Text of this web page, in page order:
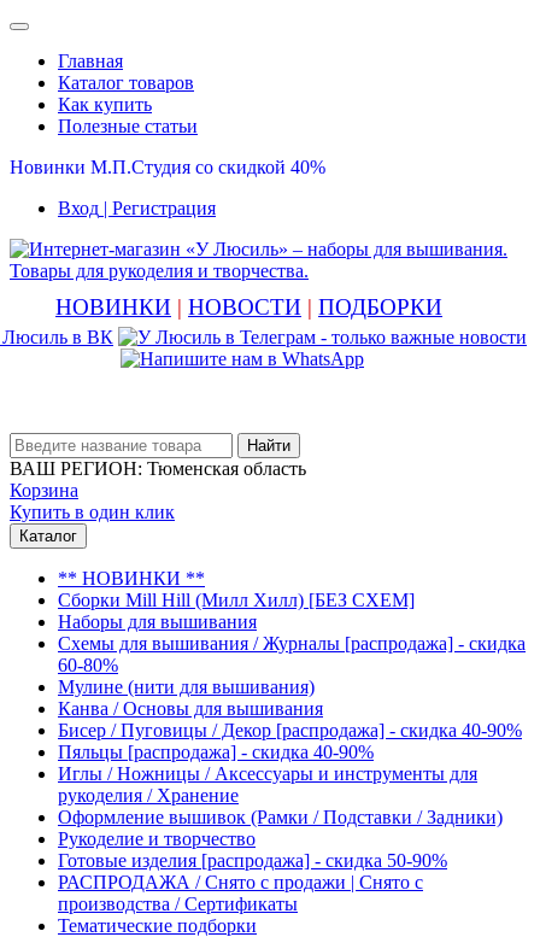
Главная
Каталог товаров
Как купить
Полезные статьи
Новинки М.П.Студия со скидкой 40%
Вход | Регистрация
НОВИНКИ | НОВОСТИ | ПОДБОРКИ
Найти
ВАШ РЕГИОН: Тюменская область
Корзина
Купить в один клик
Каталог
** НОВИНКИ **
Сборки Mill Hill (Милл Хилл) [БЕЗ СХЕМ]
Наборы для вышивания
Схемы для вышивания / Журналы [распродажа] - скидка
60-80%
Мулине (нити для вышивания)
Канва / Основы для вышивания
Бисер / Пуговицы / Декор [распродажа] - скидка 40-90%
Пяльцы [распродажа] - скидка 40-90%
Иглы / Ножницы / Аксессуары и инструменты для
рукоделия / Хранение
Оформление вышивок (Рамки / Подставки / Задники)
Рукоделие и творчество
Готовые изделия [распродажа] - скидка 50-90%
РАСПРОДАЖА / Снято с продажи | Снято с
производства / Сертификаты
Тематические подборки